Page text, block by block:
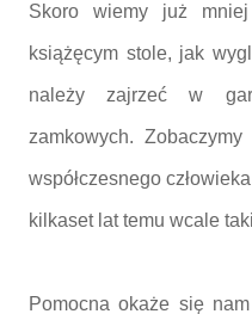
Skoro wiemy już
książęcym stole, jak
należy zajrzeć w
zamkowych.
współczesnego
kilkaset lat temu wcale
Pomocna okaże się